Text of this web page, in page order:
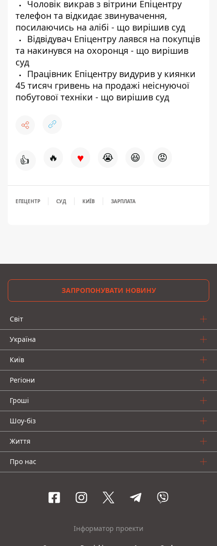
Чоловік викрав з вітрини Епіцентру
телефон та відкидає звинувачення,
посилаючись на алібі - що вирішив суд
Відвідувач Епіцентру лаявся на покупців
та накинувся на охоронця - що вирішив
суд
Працівник Епіцентру видурив у киянки
45 тисяч гривень на продажі неіснуючої
побутової техніки - що вирішив суд
👍 🔥 ♥ 😭 😆 😡
ЕПІЦЕНТР СУД КИЇВ ЗАРПЛАТА
ЗАПРОПОНУВАТИ НОВИНУ
Світ
Україна
Київ
Регіони
Гроші
Шоу-біз
Життя
Про нас
Інформатор проекти